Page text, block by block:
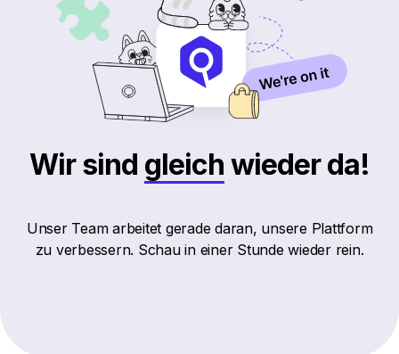
Wir sind gleich wieder da!
Unser Team arbeitet gerade daran, unsere Plattform
zu verbessern. Schau in einer Stunde wieder rein.